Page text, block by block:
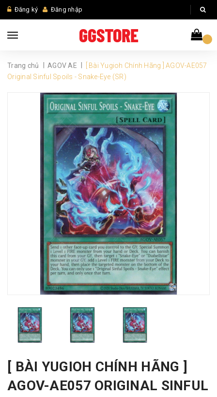
Đăng ký Đăng nhập
Trang chủ AGOV AE
[ Bài Yugioh Chính Hãng ] AGOV-AE057
Original Sinful Spoils - Snake-Eye (SR)
[ BÀI YUGIOH CHÍNH HÃNG ]
AGOV-AE057 ORIGINAL SINFUL